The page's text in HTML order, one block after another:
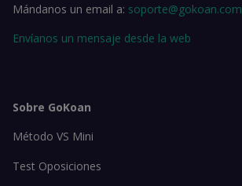
Mándanos un email a: soporte@gokoan.com
Envíanos un mensaje desde la web
Sobre GoKoan
Método VS Mini
Test Oposiciones